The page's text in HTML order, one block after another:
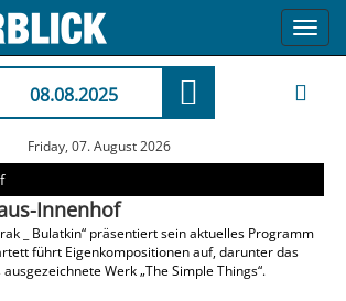
08.08.2025
Friday, 07. August 2026
Innenhof
_ Bulatkin“ präsentiert sein aktuelles Programm
führt Eigenkompositionen auf, darunter das
Werk „The Simple Things“.